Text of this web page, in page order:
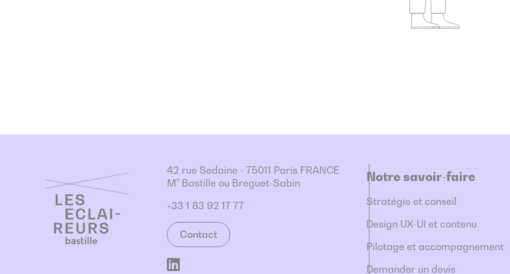
42 rue Sedaine - 75011 Paris FRANCE
M° Bastille ou Breguet-Sabin
+33 1 83 92 17 77
Contact
Notre savoir-faire
Stratégie et conseil
Design UX-UI et contenu
Pilotage et accompagnement
Demander un devis